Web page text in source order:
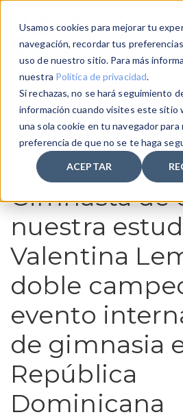
Usamos cookies para mejorar tu
navegación, recordar tus preferencias
uso de nuestro sitio. Para más
nuestra Política de privacidad.
Si rechazas, no se hará seguimiento
información cuando visites este sitio
una sola cookie en tu navegador
preferencia de que no se te haga
ACEPTAR
Home
Gimnasta de oro: nuestra estudiante
campeona en evento internacional de
Dominicana
Gimnasta de
nuestra
Valentina
doble
evento
de gimnasia
República
Dominicana